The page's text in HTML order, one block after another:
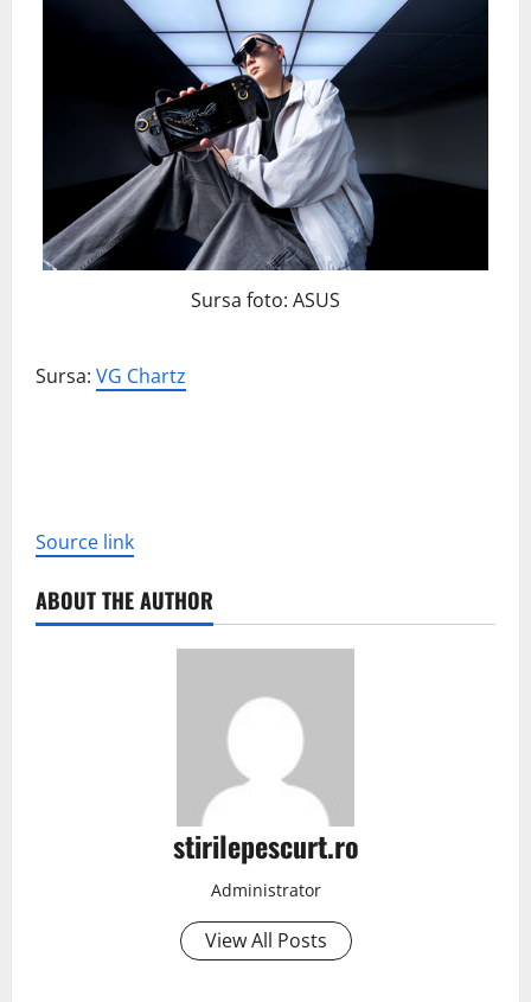
Sursa foto: ASUS
Sursa: VG Chartz
Source link
ABOUT THE AUTHOR
stirilepescurt.ro
Administrator
View All Posts